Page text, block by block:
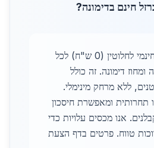
חינם בדימונה?
כן, שירות אספקה חינמי לחלוטין (0 ש"ח) לכל
ומחוז דימונה. זה כולל
ללא מרחק מינימלי.
זו תחרותית ומאפשרת חיסכון
אנו מכסים עלויות כדי
טווח. פרטים בדף הצעת